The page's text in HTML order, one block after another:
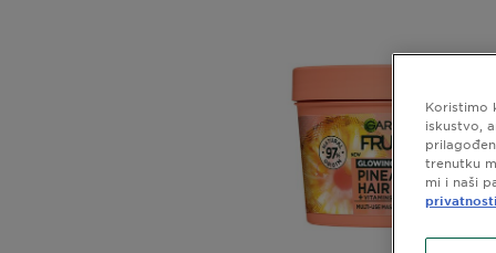
Koristimo
iskustvo,
trenutku
mi i naši
privatnosti